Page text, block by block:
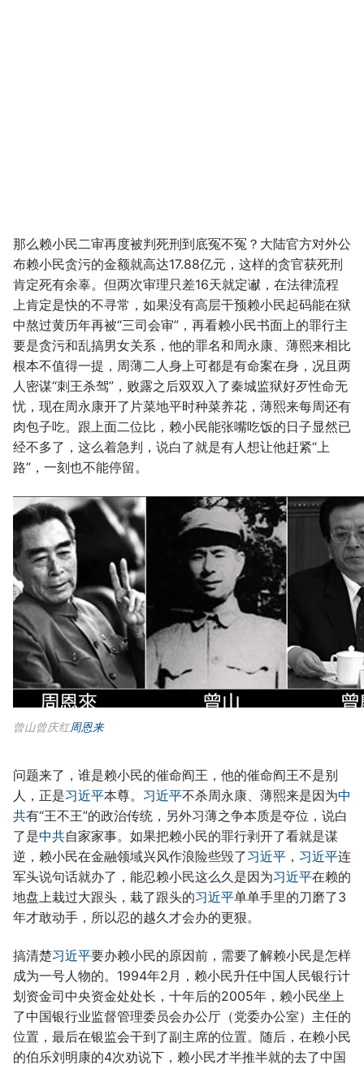
那么赖小民二审再度被判死刑到底冤不冤？大陆官方对外公
布赖小民贪污的金额就高达17.88亿元，这样的贪官获死刑
肯定死有余辜。但两次审理只差16天就定谳，在法律流程
上肯定是快的不寻常，如果没有高层干预赖小民起码能在狱
中熬过黄历年再被“三司会审”，再看赖小民书面上的罪行主
要是贪污和乱搞男女关系，他的罪名和周永康、薄熙来相比
根本不值得一提，周薄二人身上可都是有命案在身，况且两
人密谋“刺王杀驾”，败露之后双双入了秦城监狱好歹性命无
忧，现在周永康开了片菜地平时种菜养花，薄熙来每周还有
肉包子吃。跟上面二位比，赖小民能张嘴吃饭的日子显然已
经不多了，这么着急判，说白了就是有人想让他赶紧“上
路”，一刻也不能停留。
曾山曾庆红周恩来
问题来了，谁是赖小民的催命阎王，他的催命阎王不是别
人，正是习近平本尊。 习近平不杀周永康、薄熙来是因为中
共有“王不王”的政治传统，另外习薄之争本质是夺位，说白
了是中共自家家事。如果把赖小民的罪行剥开了看就是谋
逆，赖小民在金融领域兴风作浪险些毁了习近平 ， 习近平连
军头说句话就办了，能忍赖小民这么久是因为习近平在赖的
地盘上栽过大跟头，栽了跟头的习近平单单手里的刀磨了3
年才敢动手，所以忍的越久才会办的更狠。
搞清楚习近平要办赖小民的原因前，需要了解赖小民是怎样
成为一号人物的。1994年2月，赖小民升任中国人民银行计
划资金司中央资金处处长，十年后的2005年，赖小民坐上
了中国银行业监督管理委员会办公厅（党委办公室）主任的
位置，最后在银监会干到了副主席的位置。随后，在赖小民
的伯乐刘明康的4次劝说下，赖小民才半推半就的去了中国